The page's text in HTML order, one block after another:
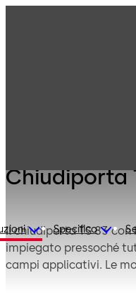
Specifico
Chiudiporta
Il chiudiporta TS 83 con
impiegato pressoché
campi applicativi. Le
con ritardo di chiusura